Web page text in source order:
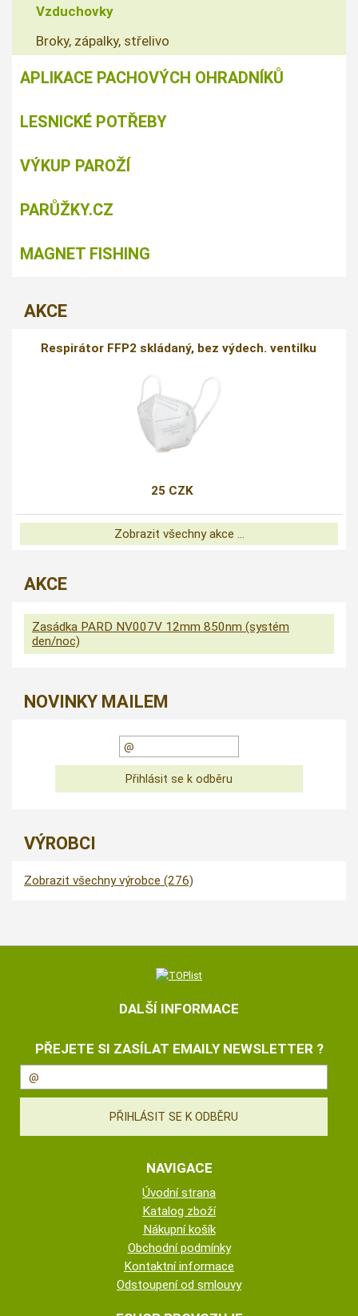
Vzduchovky
Broky, zápalky, střelivo
APLIKACE PACHOVÝCH OHRADNÍKŮ
LESNICKÉ POTŘEBY
VÝKUP PAROŽÍ
PARŮŽKY.CZ
MAGNET FISHING
AKCE
Respirátor FFP2 skládaný, bez výdech. ventilku
25 CZK
Zobrazit všechny akce ...
AKCE
Zasádka PARD NV007V 12mm 850nm (systém
den/noc)
NOVINKY MAILEM
VÝROBCI
Zobrazit všechny výrobce (276)
DALŠÍ INFORMACE
PŘEJETE SI ZASÍLAT EMAILY NEWSLETTER ?
NAVIGACE
Úvodní strana
Katalog zboží
Nákupní košík
Obchodní podmínky
Kontaktní informace
Odstoupení od smlouvy